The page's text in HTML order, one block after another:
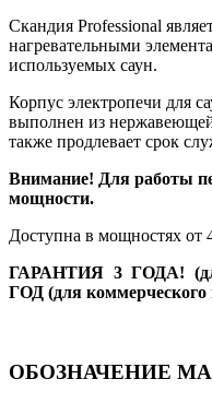
Скандия Professional
нагревательными
используемых саун.
Корпус электропечи для
выполнен из
также продлевает срок
Внимание! Для работы
мощности.
Доступна в мощностях от
ГАРАНТИЯ 3 ГОДА!
ГОД (для коммерческого
ОБОЗНАЧЕНИЕ